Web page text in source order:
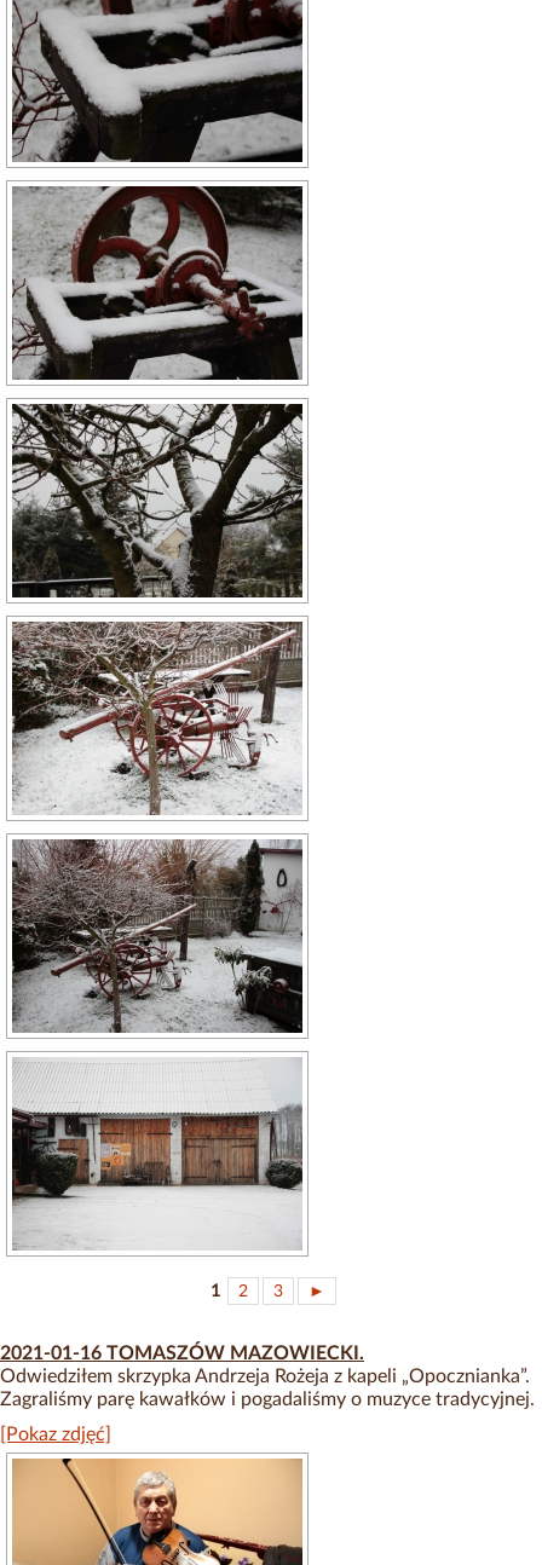
1 2 3 ►
2021-01-16 TOMASZÓW MAZOWIECKI.
Odwiedziłem skrzypka Andrzeja Rożeja z kapeli „Opocznianka”.
Zagraliśmy parę kawałków i pogadaliśmy o muzyce tradycyjnej.
[Pokaz zdjęć]